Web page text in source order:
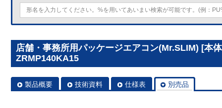
店舗・事務所用パッケージエアコン(Mr.SLIM) [本
ZRMP140KA15
製品概要 技術資料 仕様表 別売品